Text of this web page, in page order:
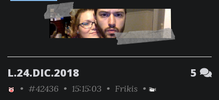
L.24.DIC.2018 5
• #42436 • 15:15:03 • Frikis •